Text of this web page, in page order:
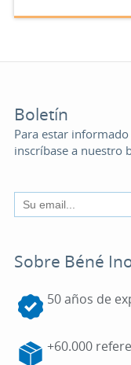
Boletín
Para estar
inscríbase a nuestro
Sobre Béné
50 años de
+60.000